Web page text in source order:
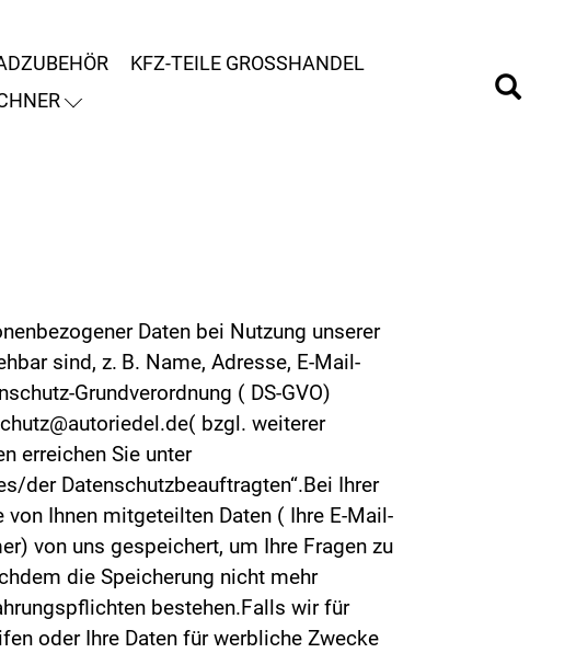
KFZ-TEILE GROSSHANDEL
Daten bei Nutzung unserer
sind, z. B. Name, Adresse, E-Mail-
Grundverordnung ( DS-GVO)
bzgl. weiterer
erreichen Sie unter
der Datenschutzbeauftragten“.Bei Ihrer
Ihnen mitgeteilten Daten ( Ihre E-Mail-
von uns gespeichert, um Ihre Fragen zu
die Speicherung nicht mehr
bestehen.Falls wir für
oder Ihre Daten für werbliche Zwecke